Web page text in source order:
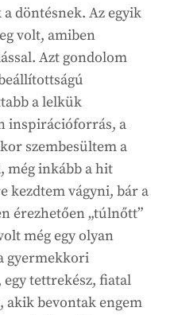
döntésnek. Az egyik
volt, amiben
Azt gondolom
a lelkük
inspirációforrás, a
szembesültem a
még inkább a hit
kezdtem vágyni, bár a
érezhetően „túlnőtt”
még egy olyan
gyermekkori
tettrekész, fiatal
akik bevontak engem